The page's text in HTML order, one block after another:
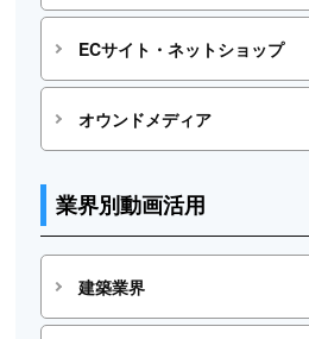
ECサイト・ネットショップ
オウンドメディア
業界別動画活用
建築業界